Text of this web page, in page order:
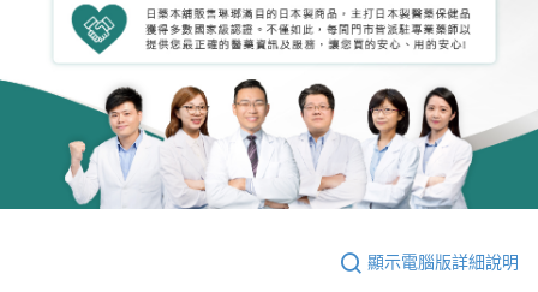
顯示電腦版詳細說明